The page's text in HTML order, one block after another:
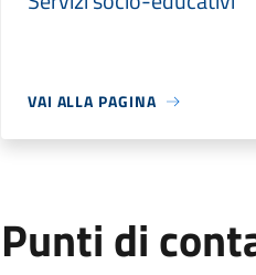
VAI ALLA PAGINA
Punti di